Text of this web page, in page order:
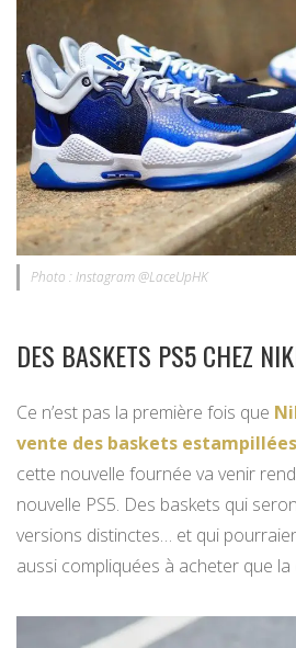
Photo : Instagram @LaceUpHK
DES BASKETS PS5 CHEZ
Ce n’est pas la première fois que
vente des baskets
cette nouvelle fournée va venir
nouvelle PS5. Des baskets qui
versions distinctes… et qui
aussi compliquées à acheter que